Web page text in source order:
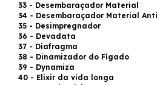
33 - Desembaraçador Material
34 - Desembaraçador Material
35 - Desimpregnador
36 - Devadata
37 - Diafragma
38 - Dinamizador do Fígado
39 - Dynamiza
40 - Elixir da vida longa